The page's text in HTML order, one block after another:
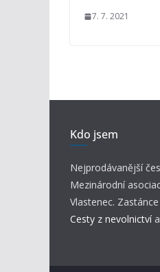
7. 7. 2021
Kdo jsem
Nejprodávanější
Mezinárodní
Vlastenec.
Cesty z nevolnictví